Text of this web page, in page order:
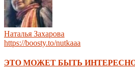
Наталья Захарова
https://boosty.to/nutkaaa
ЭТО МОЖЕТ БЫТЬ